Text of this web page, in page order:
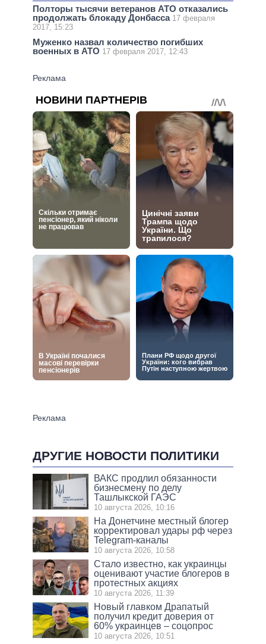
Полторы тысячи ветеранов АТО отказались
продолжать блокаду Донбасса 17 февраля
2017, 15:23
Муженко назвал количество погибших
военных в АТО 17 февраля 2017, 12:43
ДРУГИЕ НОВОСТИ ПОЛИТИКИ
ВАКС продлил обязанности
бизнесмену по делу
Ташлыкской ГАЭС
10 августа 2026, 10:16
На Донетчине местный блогер
корректировал удары рф через
Telegram-каналы
10 августа 2026, 10:58
Стало известно, как украинцы
оценивают участие блогеров в
протестных акциях
10 августа 2026, 11:39
Новый главком Драпатый
получил кредит доверия от
60% украинцев – соцопрос
10 августа 2026, 10:51